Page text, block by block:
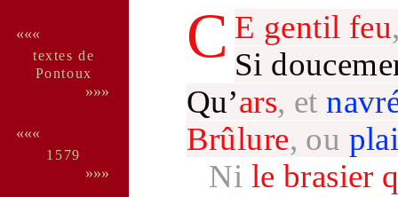
«««
textes de
Pon­toux
»»»
«««
1579
»»»
C E gentil feu
Si
Qu’ars, et
Brûlure, ou
Ni le brasier